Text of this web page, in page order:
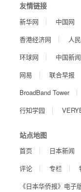
友情链接
新华网 中国网
香港经济网
人
环球网
中国新
网易
联合早报
BroadBand Tower
行知学园
站点地图
首页 日本新闻
评论
专栏
《日本华侨报》电子